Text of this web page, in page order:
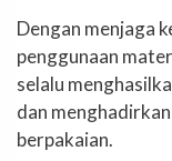
Dengan menjaga
penggunaan
selalu
dan
berpakaian.